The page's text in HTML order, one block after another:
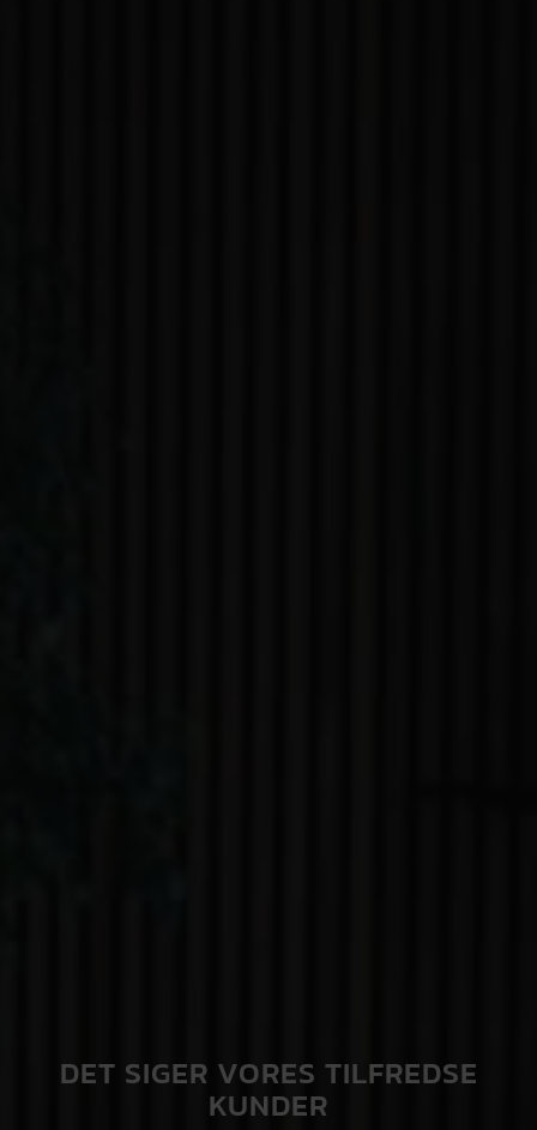
DET SIGER VORES TILFREDSE
KUNDER